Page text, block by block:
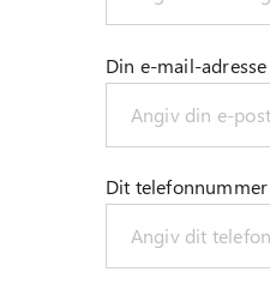
Din e-mail-
Dit telefonnummer